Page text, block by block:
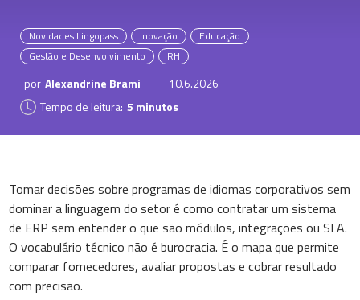
Novidades Lingopass Inovação
Educação
Gestão e Desenvolvimento
RH
por Alexandrine Brami
10.6.2026
Tempo de leitura: 5 minutos
Tomar decisões sobre programas de idiomas corporativos sem
dominar a linguagem do setor é como contratar um sistema
de ERP sem entender o que são módulos, integrações ou SLA.
O vocabulário técnico não é burocracia. É o mapa que permite
comparar fornecedores, avaliar propostas e cobrar resultado
com precisão.